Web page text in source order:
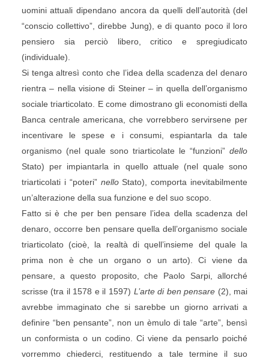
uomini attuali dipendano ancora da quelli dell’autorità (del
“conscio collettivo”, direbbe Jung), e di quanto poco il loro
pensiero sia perciò libero, critico e spregiudicato
(individuale).
Si tenga altresì conto che l’idea della scadenza del denaro
rientra – nella visione di Steiner – in quella dell’organismo
sociale triarticolato. E come dimostrano gli economisti della
Banca centrale americana, che vorrebbero servirsene per
incentivare le spese e i consumi, espiantarla da tale
organismo (nel quale sono triarticolate le “funzioni”dello
Stato) per impiantarla in quello attuale (nel quale sono
triarticolati i “poteri” nelloStato), comporta inevitabilmente
un’alterazione della sua funzione e del suo scopo.
Fatto si è che per ben pensare l’idea della scadenza del
denaro, occorre ben pensare quella dell’organismo sociale
triarticolato (cioè, la realtà di quell’insieme del quale la
prima non è che un organo o un arto). Ci viene da
pensare, a questo proposito, che Paolo Sarpi, allorché
scrisse (tra il 1578 e il 1597) L’arte di ben pensare (2), mai
avrebbe immaginato che si sarebbe un giorno arrivati a
definire “ben pensante”, non un èmulo di tale “arte”, bensì
un conformista o un codino. Ci viene da pensarlo poiché
vorremmo chiederci, restituendo a tale termine il suo